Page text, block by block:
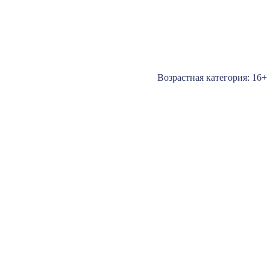
Возрастная категория: 16+